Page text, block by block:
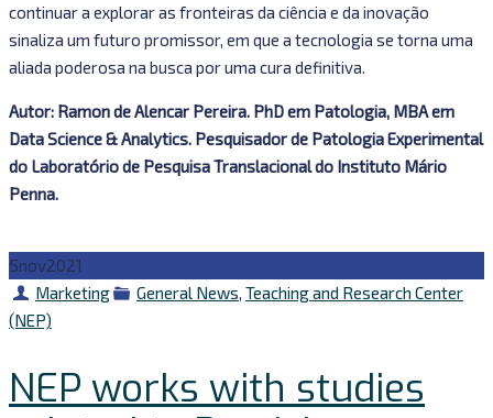
continuar a explorar as fronteiras da ciência e da inovação
sinaliza um futuro promissor, em que a tecnologia se torna uma
aliada poderosa na busca por uma cura definitiva.
Autor: Ramon de Alencar Pereira. PhD em Patologia, MBA em
Data Science & Analytics. Pesquisador de Patologia Experimental
do Laboratório de Pesquisa Translacional do Instituto Mário
Penna.
5nov2021
Autor
Marketing Categorias
General News, Teaching and Research Center
(NEP)
NEP works with studies